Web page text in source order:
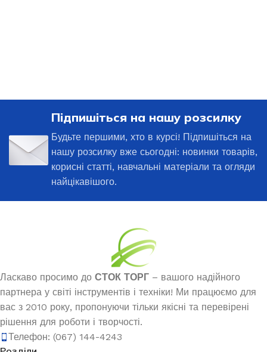
Підпишіться на нашу розсилку
Будьте першими, хто в курсі! Підпишіться на
нашу розсилку вже сьогодні: новинки товарів,
корисні статті, навчальні матеріали та огляди
найцікавішого.
Ласкаво просимо до СТОК ТОРГ – вашого надійного
партнера у світі інструментів і техніки! Ми працюємо для
вас з 2010 року, пропонуючи тільки якісні та перевірені
рішення для роботи і творчості.
Телефон: (067) 144-4243